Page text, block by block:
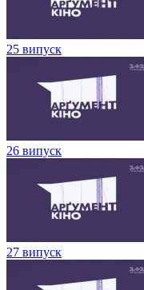
25 випуск
26 випуск
27 випуск